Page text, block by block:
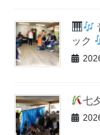
ック
七